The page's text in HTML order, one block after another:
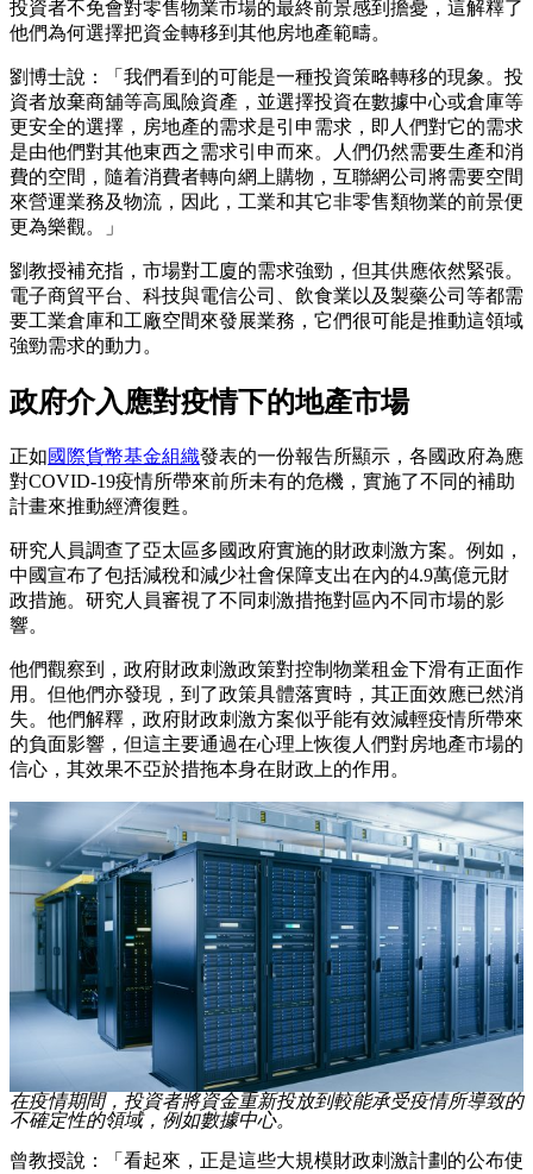
投資者不免會對零售物業市場的最終前景感到擔憂，這解釋了
他們為何選擇把資金轉移到其他房地產範疇。
劉博士說：「我們看到的可能是一種投資策略轉移的現象。投
資者放棄商舖等高風險資產，並選擇投資在數據中心或倉庫等
更安全的選擇，房地產的需求是引申需求，即人們對它的需求
是由他們對其他東西之需求引申而來。人們仍然需要生產和消
費的空間，隨着消費者轉向網上購物，互聯網公司將需要空間
來營運業務及物流，因此，工業和其它非零售類物業的前景便
更為樂觀。」
劉教授補充指，市場對工廈的需求強勁，但其供應依然緊張。
電子商貿平台、科技與電信公司、飲食業以及製藥公司等都需
要工業倉庫和工廠空間來發展業務，它們很可能是推動這領域
強勁需求的動力。
政府介入應對疫情下的地產市場
正如國際貨幣基金組織發表的一份報告所顯示，各國政府為應
對COVID-19疫情所帶來前所未有的危機，實施了不同的補助
計畫來推動經濟復甦。
研究人員調查了亞太區多國政府實施的財政刺激方案。例如，
中國宣布了包括減稅和減少社會保障支出在內的4.9萬億元財
政措施。研究人員審視了不同刺激措拖對區內不同市場的影
響。
他們觀察到，政府財政刺激政策對控制物業租金下滑有正面作
用。但他們亦發現，到了政策具體落實時，其正面效應已然消
失。他們解釋，政府財政刺激方案似乎能有效減輕疫情所帶來
的負面影響，但這主要通過在心理上恢復人們對房地產市場的
信心，其效果不亞於措拖本身在財政上的作用。
在疫情期間，投資者將資金重新投放到較能承受疫情所導致的
不確定性的領域，例如數據中心。
曾教授說：「看起來，正是這些大規模財政刺激計劃的公布使